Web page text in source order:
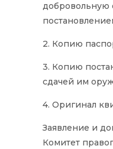
добровольную
2. Копию
3. Копию
сдачей им
4. Оригинал
Заявление и
Комитет